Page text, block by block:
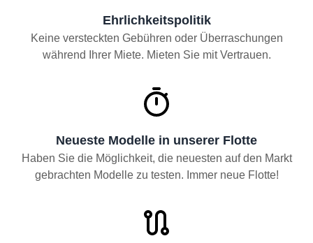
Ehrlichkeitspolitik
Keine versteckten Gebühren oder Überraschungen
während Ihrer Miete. Mieten Sie mit Vertrauen.
Neueste Modelle in unserer Flotte
Haben Sie die Möglichkeit, die neuesten auf den Markt
gebrachten Modelle zu testen. Immer neue Flotte!